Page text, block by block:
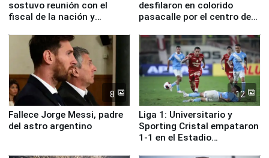
sostuvo reunión con el
fiscal de la nación y
desfilaron en colorido
pasacalle por el centro de
8
Fallece Jorge Messi, padre
del astro argentino
12
Liga 1: Universitario y
Sporting Cristal empataron
1-1 en el Estadio